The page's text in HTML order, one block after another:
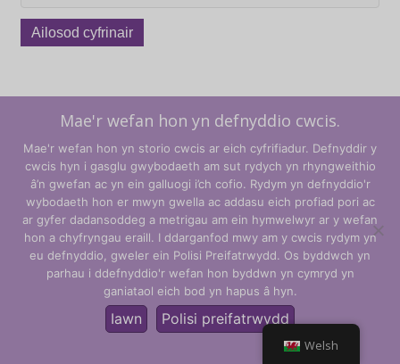
Ailosod cyfrinair
Telerau ac Amodau
Polisi Preifatrwydd
© CLARITY Learning Suite Global Inc. Cedwir pob hawl.
Welsh
Mae'r wefan hon yn defnyddio cwcis.
Mae'r wefan hon yn storio cwcis ar eich cyfrifiadur. Defnyddir y
cwcis hyn i gasglu gwybodaeth am sut rydych yn rhyngweithio
â’n gwefan ac yn ein galluogi i’ch cofio. Rydym yn defnyddio'r
wybodaeth hon er mwyn gwella ac addasu eich profiad pori ac
ar gyfer dadansoddeg a metrigau am ein hymwelwyr ar y wefan
hon a chyfryngau eraill. I ddarganfod mwy am y cwcis rydym yn
eu defnyddio, gweler ein Polisi Preifatrwydd. Os byddwch yn
parhau i ddefnyddio'r wefan hon byddwn yn cymryd yn
ganiataol eich bod yn hapus â hyn.
Iawn Polisi preifatrwydd